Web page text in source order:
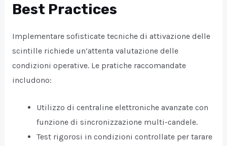
Best Practices
Implementare sofisticate tecniche di attivazione delle
scintille richiede un’attenta valutazione delle
condizioni operative. Le pratiche raccomandate
includono:
Utilizzo di centraline elettroniche avanzate con
funzione di sincronizzazione multi-candele.
Test rigorosi in condizioni controllate per tarare